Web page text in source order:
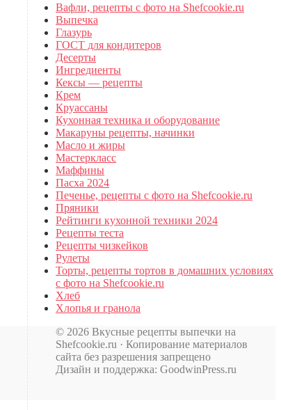
Вафли, рецепты с фото на Shefcookie.ru
Выпечка
Глазурь
ГОСТ для кондитеров
Десерты
Ингредиенты
Кексы — рецепты
Крем
Круассаны
Кухонная техника и оборудование
Макаруны рецепты, начинки
Масло и жиры
Мастеркласс
Маффины
Пасха 2024
Печенье, рецепты с фото на Shefcookie.ru
Пряники
Рейтинги кухонной техники 2024
Рецепты теста
Рецепты чизкейков
Рулеты
Торты, рецепты тортов в домашних условиях
с фото на Shefcookie.ru
Хлеб
Хлопья и гранола
© 2026 Вкусные рецепты выпечки на
Shefcookie.ru · Копирование материалов
сайта без разрешения запрещено
Дизайн и поддержка: GoodwinPress.ru